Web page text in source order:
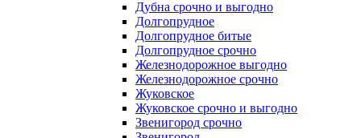
Дубна срочно и выгодно
Долгопрудное
Долгопрудное битые
Долгопрудное срочно
Железнодорожное выгодно
Железнодорожное срочно
Жуковское
Жуковское срочно и выгодно
Звенигород срочно